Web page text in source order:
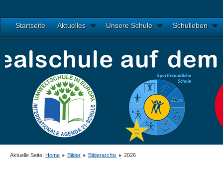
Startseite Aktuelles Unsere Schule Schulleben
Aktuelle Seite: Home Bilder Bilderarchiv 2026